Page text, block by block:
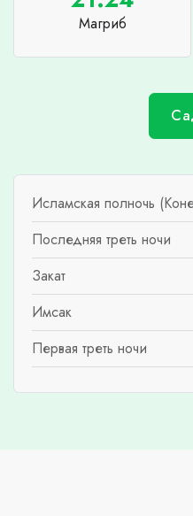
Магриб
Исламская полночь
Последняя треть ночи
Закат
Имсак
Первая треть ночи